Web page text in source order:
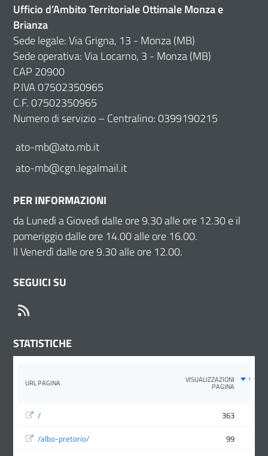
Ufficio d’Ambito Territoriale Ottimale Monza e
Brianza
Sede legale: Via Grigna, 13 - Monza (MB)
Sede operativa: Via Locarno, 3 - Monza (MB)
CAP 20900
P.IVA 07502350965
C.F. 07502350965
Numero di servizio – Centralino: 0399190215
ato-mb@ato.mb.it
ato-mb@cgn.legalmail.it
PER INFORMAZIONI
da Lunedì a Giovedì dalle ore 9.30 alle ore 12.30 e il
pomeriggio dalle ore 14.00 alle ore 16.00.
Il Venerdì dalle ore 9.30 alle ore 12.00.
SEGUICI SU
STATISTICHE